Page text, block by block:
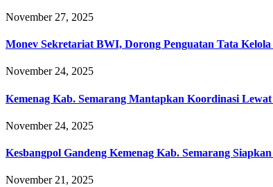
November 27, 2025
Monev Sekretariat BWI, Dorong Penguatan Tata
November 24, 2025
Kemenag Kab. Semarang Mantapkan Koordinasi
November 24, 2025
Kesbangpol Gandeng Kemenag Kab. Semarang
November 21, 2025